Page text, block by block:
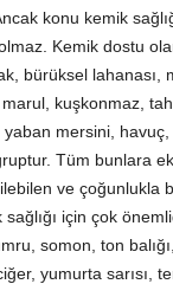
konu kemik
Kemik dostu
bürüksel lahanası,
kuşkonmaz,
mersini,
Tüm bunlara
ve çoğunlukla
için çok
somon, ton
yumurta sarısı,